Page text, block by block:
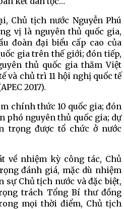
Chủ tịch nước Nguyễn Phú
vị là nguyên thủ quốc gia,
đoàn đại biểu cấp cao của
gia trên thế giới; đón tiếp,
thủ quốc gia thăm Việt
và chủ trì 11 hội nghị quốc tế
2017).
chính thức 10 quốc gia; đón
phó nguyên thủ quốc gia; dự
trọng được tổ chức ở nước
về nhiệm kỳ công tác, Chủ
đánh giá, mặc dù nhiệm
sự Chủ tịch nước và đặc biệt,
trách Tổng Bí thư đồng
mọi thời điểm, Chủ tịch